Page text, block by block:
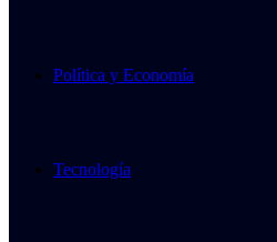
Política y Economía
Tecnología